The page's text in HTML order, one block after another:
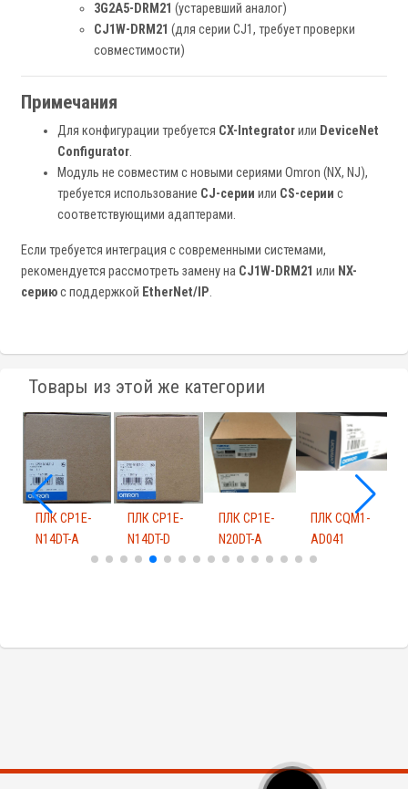
3G2A5-DRM21 (устаревший аналог)
CJ1W-DRM21 (для серии CJ1, требует проверки
совместимости)
Примечания
Для конфигурации требуется CX-Integratorили DeviceNet
Configurator.
Модуль не совместим с новыми сериями Omron (NX, NJ),
требуется использование CJ-серии или CS-серии с
соответствующими адаптерами.
Если требуется интеграция с современными системами,
рекомендуется рассмотреть замену на CJ1W-DRM21 или NX-
сериюс поддержкой EtherNet/IP.
Товары из этой же категории
ПЛК CP1E-
N14DT-A
ПЛК CP1E-
N14DT-D
ПЛК CP1E-
N20DT-A
ПЛК CQM1-
AD041